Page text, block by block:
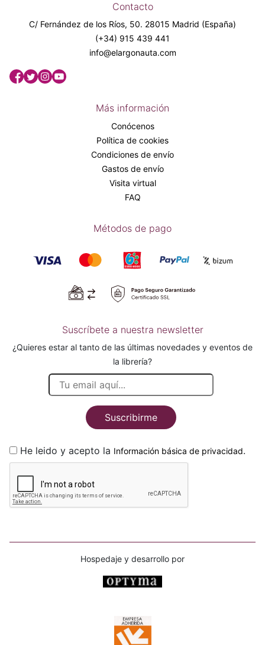
Contacto
C/ Fernández de los Ríos, 50. 28015 Madrid (España)
(+34) 915 439 441
info@elargonauta.com
Más información
Conócenos
Política de cookies
Condiciones de envío
Gastos de envío
Visita virtual
FAQ
Métodos de pago
Suscríbete a nuestra newsletter
¿Quieres estar al tanto de las últimas novedades y eventos de
la librería?
Suscribirme
He leido y acepto la Información básica de privacidad.
Hospedaje y desarrollo por